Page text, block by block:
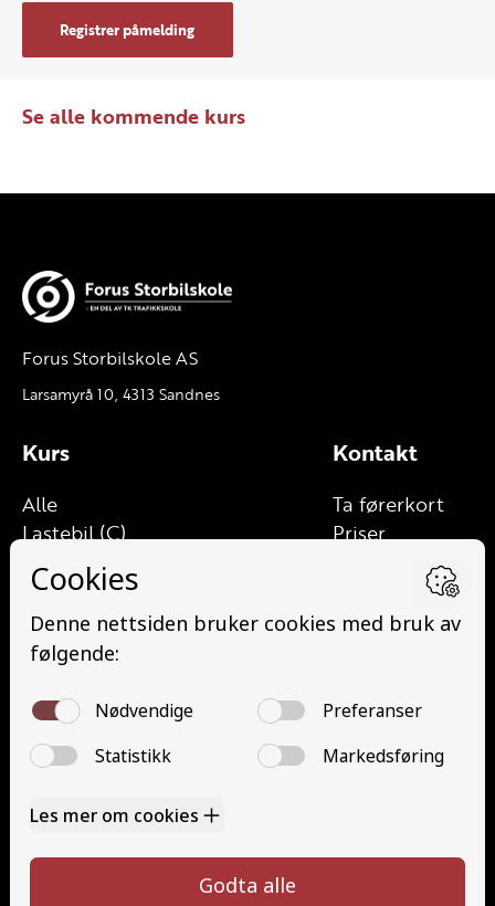
Registrer påmelding
Se alle kommende kurs
Forus Storbilskole AS
Larsamyrå 10, 4313 Sandnes
Kurs
Alle
Lastebil (C)
Lett lastebil (C1)
Lastebil med henger (CE)
Lett lastebil med henger (C1E)
Buss (D)
Minibuss med henger (D1E)
Buss med henger (DE)
Grunnutdanning (YSK)
Kontakt
Ta førerkort
Priser
Kontakt oss